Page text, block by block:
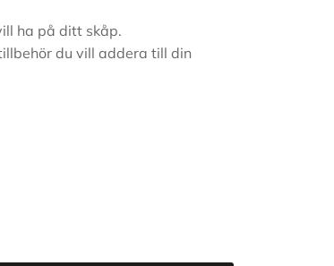
ha på ditt skåp.
du vill addera till din